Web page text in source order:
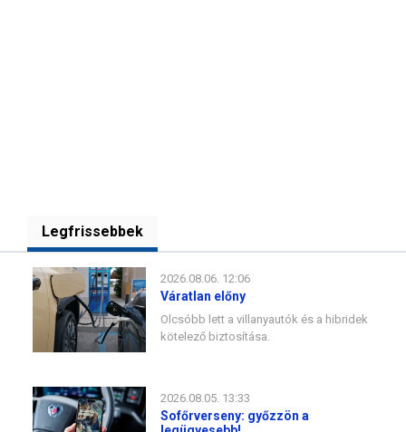
Legfrissebbek
2026.08.06. 12:06
Váratlan előny
Olcsóbb lett a villanyautók és a hibridek
kötelező biztosítása.
2026.08.05. 13:33
Sofőrverseny: győzzön a